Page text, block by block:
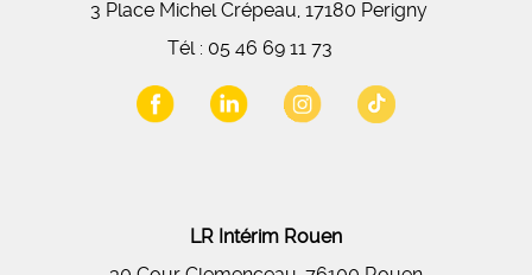
3 Place Michel Crépeau, 17180 Perigny
Tél : 05 46 69 11 73
LR Intérim Rouen